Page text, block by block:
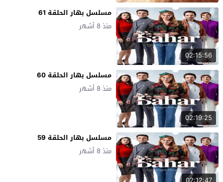
02:15:56
مسلسل بهار الحلقة 61
منذ 8 أشهر
02:19:25
مسلسل بهار الحلقة 60
منذ 8 أشهر
مسلسل بهار الحلقة 59
منذ 8 أشهر